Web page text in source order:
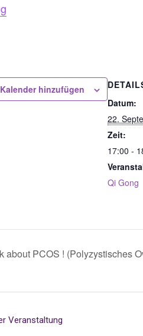
hinzufügen
Datum:
22.
Zeit:
17:00 -
Qi Gong
about PCOS ! (Polyzystisches
Veranstaltung